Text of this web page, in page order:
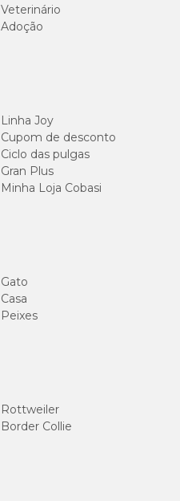
Veterinário
Adoção
Linha Joy
Cupom de desconto
Ciclo das pulgas
Gran Plus
Minha Loja Cobasi
Gato
Casa
Peixes
Rottweiler
Border Collie